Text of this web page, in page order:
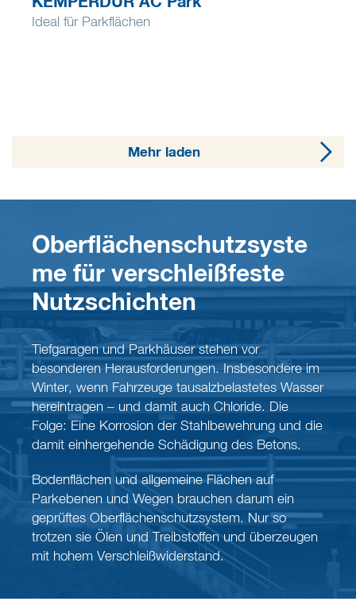
Ideal für Parkflächen
Mehr laden
Oberflächenschutzsyste
me für verschleißfeste
Nutzschichten
Tiefgaragen und Parkhäuser stehen vor
besonderen Herausforderungen. Insbesondere im
Winter, wenn Fahrzeuge tausalzbelastetes Wasser
hereintragen – und damit auch Chloride. Die
Folge: Eine Korrosion der Stahlbewehrung und die
damit einhergehende Schädigung des Betons.
Bodenflächen und allgemeine Flächen auf
Parkebenen und Wegen brauchen darum ein
geprüftes Oberflächenschutzsystem. Nur so
trotzen sie Ölen und Treibstoffen und überzeugen
mit hohem Verschleißwiderstand.